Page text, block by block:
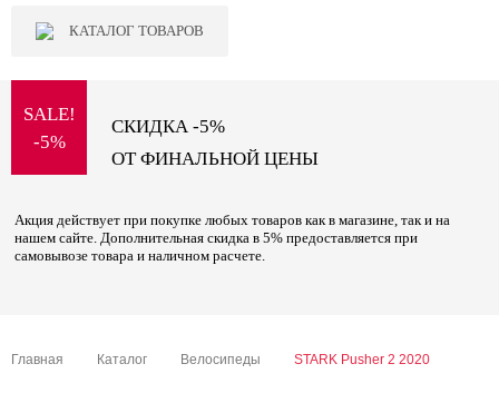
КАТАЛОГ ТОВАРОВ
SALE!
-5%
СКИДКА -5%
ОТ ФИНАЛЬНОЙ ЦЕНЫ
Акция действует при покупке любых товаров как в магазине, так и на
нашем сайте. Дополнительная скидка в 5% предоставляется при
самовывозе товара и наличном расчете.
Главная Каталог Велосипеды STARK Pusher 2 2020